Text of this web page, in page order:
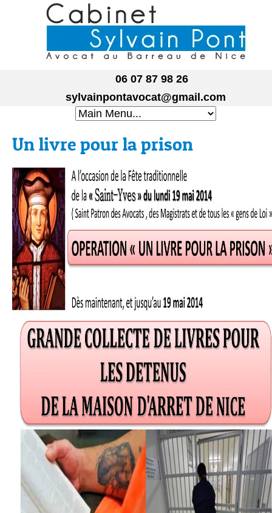
06 07 87 98 26
sylvainpontavocat@gmail.com
Un livre pour la prison